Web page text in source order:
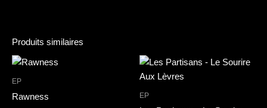
Produits similaires
EP
Rawness EP